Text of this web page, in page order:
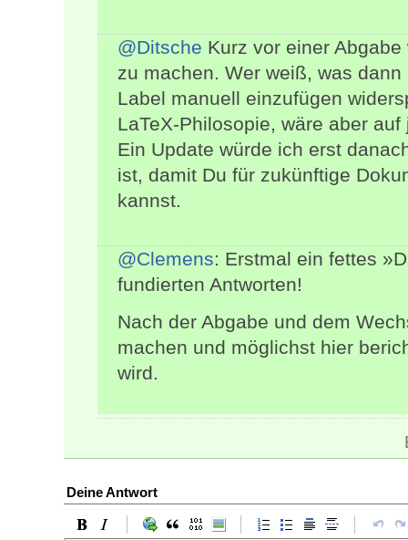
@Ditsche Kurz vor einer
zu machen. Wer weiß, was
Label manuell einzufügen
LaTeX-Philosopie, wäre aber
Ein Update würde ich erst
ist, damit Du für zukünftige
kannst.
@Clemens: Erstmal ein fettes
fundierten Antworten!
Nach der Abgabe und dem
machen und möglichst hier
wird.
Deine Antwort